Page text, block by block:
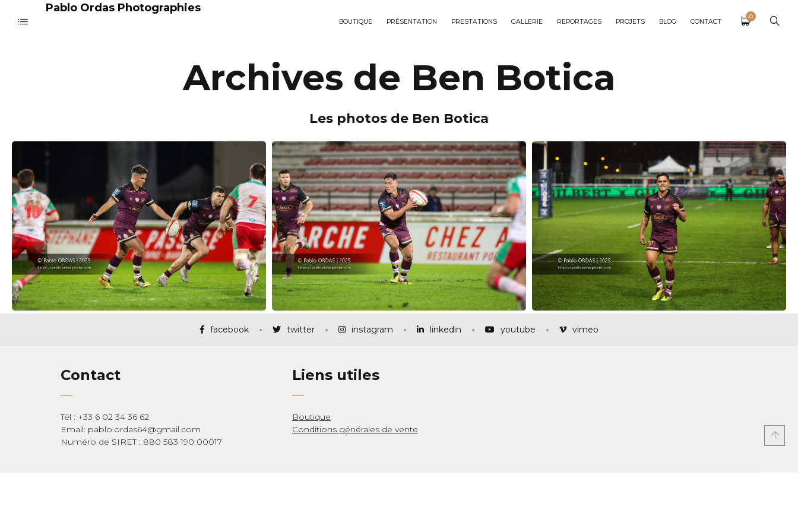
Pablo Ordas Photographies
BOUTIQUE PRÉSENTATION PRESTATIONS GALLERIE REPORTAGES PROJETS BLOG CONTACT
0
Archives de Ben Botica
Les photos de Ben Botica
facebook twitter instagram linkedin youtube vimeo
Contact
Tél : +33 6 02 34 36 62
Email: pablo.ordas64@gmail.com
Numéro de SIRET : 880 583 190 00017
Liens utiles
Boutique
Conditions générales de vente